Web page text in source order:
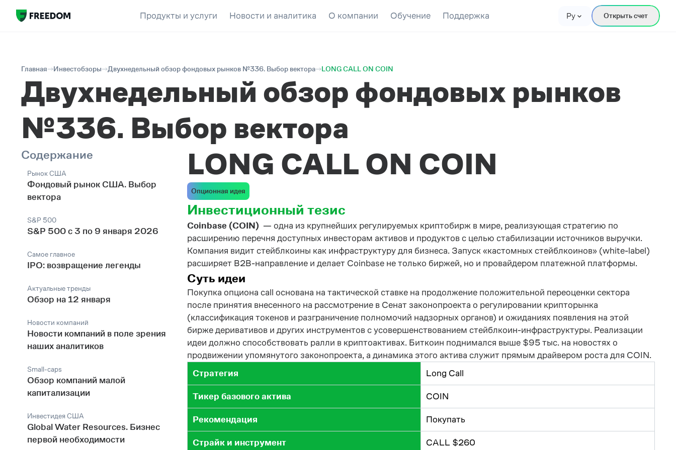
Продукты и услуги Новости и аналитика О компании Обучение Поддержка Ру Открыть счет
Главная Инвестобзоры Двухнедельный обзор фондовых рынков №336. Выбор вектора LONG CALL ON COIN
Двухнедельный обзор фондовых рынков
№336. Выбор вектора
Содержание
Рынок США
Фондовый рынок США. Выбор
вектора
S&P 500
S&P 500 с 3 по 9 января 2026
Самое главное
IPO: возвращение легенды
Актуальные тренды
Обзор на 12 января
Новости компаний
Новости компаний в поле зрения
наших аналитиков
Small-caps
Обзор компаний малой
капитализации
Инвестидея США
Global Water Resources. Бизнес
первой необходимости
LONG CALL ON COIN
Опционная идея
Инвестиционный тезис
Coinbase (COIN) — одна из крупнейших регулируемых криптобирж в мире, реализующая стратегию по
расширению перечня доступных инвесторам активов и продуктов с целью стабилизации источников выручки.
Компания видит стейблкоины как инфраструктуру для бизнеса. Запуск «кастомных стейблкоинов» (white-label)
расширяет B2B-направление и делает Coinbase не только биржей, но и провайдером платежной платформы.
Суть идеи
Покупка опциона call основана на тактической ставке на продолжение положительной переоценки сектора
после принятия внесенного на рассмотрение в Сенат законопроекта о регулировании крипторынка
(классификация токенов и разграничение полномочий надзорных органов) и ожиданиях появления на этой
бирже деривативов и других инструментов с усовершенствованием стейблкоин-инфраструктуры. Реализации
идеи должно способствовать ралли в криптоактивах. Биткоин поднимался выше $95 тыс. на новостях о
продвижении упомянутого законопроекта, а динамика этого актива служит прямым драйвером роста для COIN.
Стратегия
Long Call
Тикер базового актива COIN
Рекомендация Покупать
Страйк и инструмент CALL $260